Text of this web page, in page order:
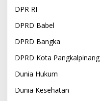
DPR RI
DPRD Babel
DPRD Bangka
DPRD Kota Pangkalpinang
Dunia Hukum
Dunia Kesehatan